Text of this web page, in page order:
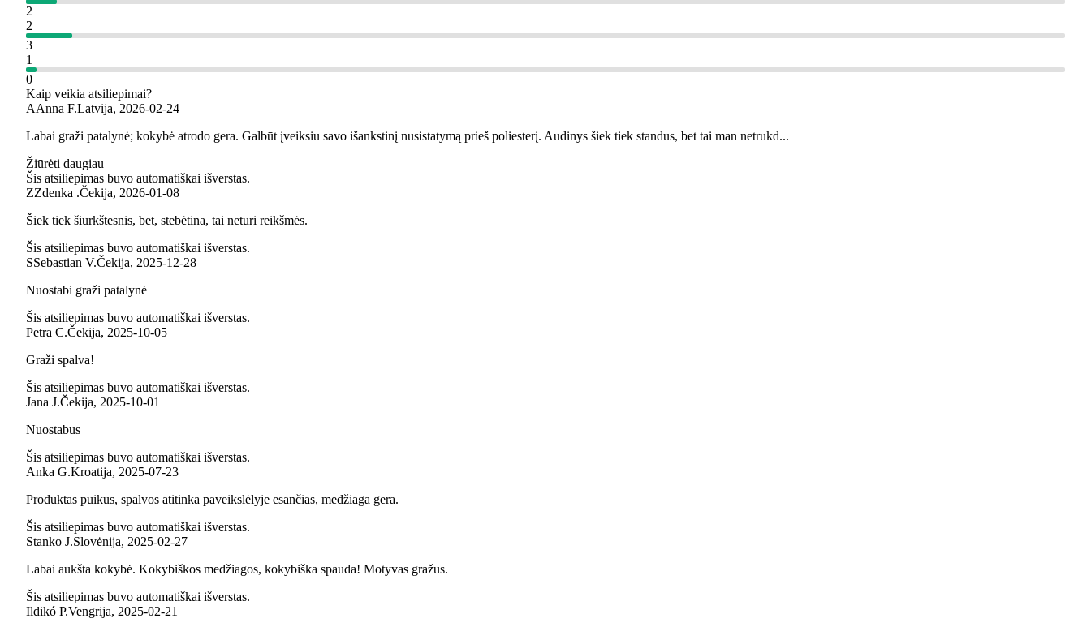
2
2
3
1
0
Kaip veikia atsiliepimai?
AAnna F.Latvija, 2026‑02‑24
Labai graži patalynė; kokybė atrodo gera. Galbūt įveiksiu savo išankstinį nusistatymą prieš poliesterį. Audinys šiek tiek standus, bet tai man netrukd...
Žiūrėti daugiau
Šis atsiliepimas buvo automatiškai išverstas.
ZZdenka .Čekija, 2026‑01‑08
Šiek tiek šiurkštesnis, bet, stebėtina, tai neturi reikšmės.
Šis atsiliepimas buvo automatiškai išverstas.
SSebastian V.Čekija, 2025‑12‑28
Nuostabi graži patalynė
Šis atsiliepimas buvo automatiškai išverstas.
Petra C.Čekija, 2025‑10‑05
Graži spalva!
Šis atsiliepimas buvo automatiškai išverstas.
Jana J.Čekija, 2025‑10‑01
Nuostabus
Šis atsiliepimas buvo automatiškai išverstas.
Anka G.Kroatija, 2025‑07‑23
Produktas puikus, spalvos atitinka paveikslėlyje esančias, medžiaga gera.
Šis atsiliepimas buvo automatiškai išverstas.
Stanko J.Slovėnija, 2025‑02‑27
Labai aukšta kokybė. Kokybiškos medžiagos, kokybiška spauda! Motyvas gražus.
Šis atsiliepimas buvo automatiškai išverstas.
Ildikó P.Vengrija, 2025‑02‑21